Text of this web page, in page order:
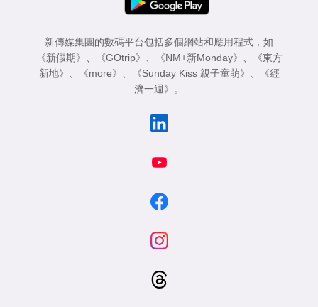
新傳媒集團的數碼平台包括多個網站和應用程式，如
《新假期》
《GOtrip》 《NM+新Monday》
《東方
新地》
《more》 《Sunday Kiss 親子童萌》
《經
濟一週》
。